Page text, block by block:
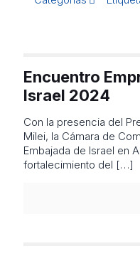
Encuentro
Israel 2024
Con la presencia del
Milei, la Cámara de
Embajada de Israel en
fortalecimiento del […]